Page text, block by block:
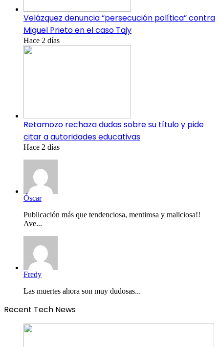
Velázquez denuncia “persecución política” contra
Miguel Prieto en el caso Tajy
Hace 2 días
Retamozo rechaza dudas sobre su título y pide
citar a autoridades educativas
Hace 2 días
Óscar
Publicación más que tendenciosa, mentirosa y maliciosa!!
Ave...
Fredy
Las muertes ahora son muy dudosas...
Recent Tech News